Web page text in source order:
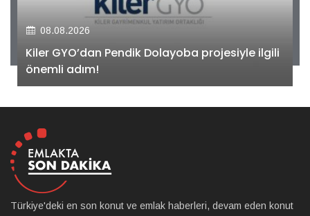
08.08.2026
Kiler GYO’dan Pendik Dolayoba projesiyle ilgili
önemli adım!
Türkiye'deki en son konut ve emlak haberleri, devam eden konut